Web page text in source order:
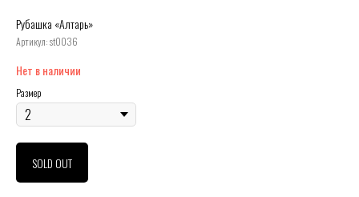
Рубашка «Алтарь»
Артикул:st0036
Нет в наличии
Размер
SOLD OUT